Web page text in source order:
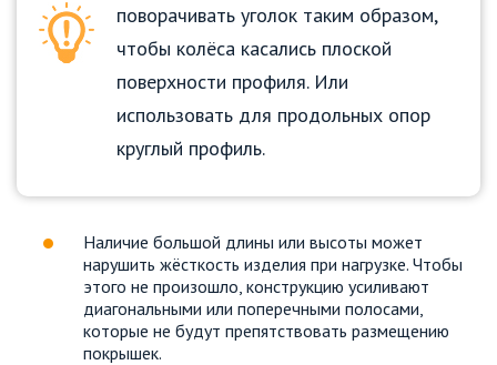
поворачивать уголок таким образом,
чтобы колёса касались плоской
поверхности профиля. Или
использовать для продольных опор
круглый профиль.
Наличие большой длины или высоты может
нарушить жёсткость изделия при нагрузке. Чтобы
этого не произошло, конструкцию усиливают
диагональными или поперечными полосами,
которые не будут препятствовать размещению
покрышек.